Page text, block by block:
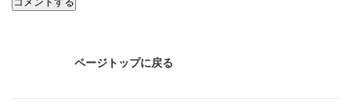
ページトップに戻る